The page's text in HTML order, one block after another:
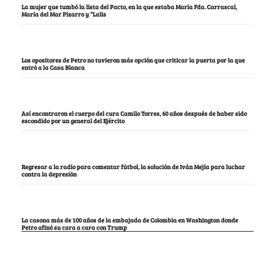
La mujer que tumbó la lista del Pacto, en la que estaba María Fda. Carrascal,
María del Mar Pizarro y “Lalis
Los opositores de Petro no tuvieron más opción que criticar la puerta por la que
entró a la Casa Blanca
Así encontraron el cuerpo del cura Camilo Torres, 60 años después de haber sido
escondido por un general del Ejército
Regresar a la radio para comentar fútbol, la solución de Iván Mejía para luchar
contra la depresión
La casona más de 100 años de la embajada de Colombia en Washington donde
Petro afinó su cara a cara con Trump